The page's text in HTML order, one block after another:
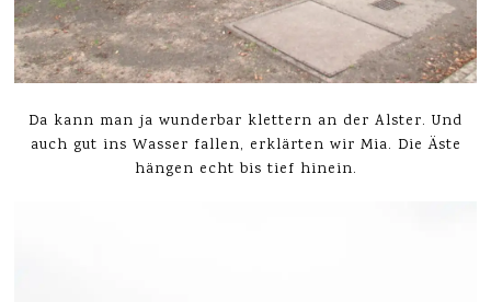
Da kann man ja wunderbar klettern an der Alster. Und
auch gut ins Wasser fallen, erklärten wir Mia. Die Äste
hängen echt bis tief hinein.